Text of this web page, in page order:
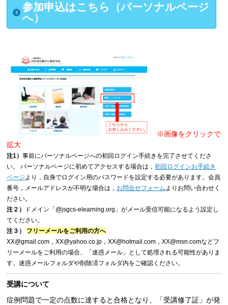
参加申込はこちら（パーソナルページ
へ）
※画像をクリックで
拡大
注1）事前にパーソナルページへの初回ログイン手続きを完了させてくださ
い。 パーソナルページに初めてアクセスする場合は，初回ログインお手続き
ページ より，自身でログイン用のパスワードを設定する必要があります。会員
番号，メールアドレスが不明な場合は， お問合せフォーム よりお問い合わせく
ださい。
注２）
ドメイン「@jsgcs-elearning.org」がメール受信可能になるよう設定し
てください。
注３） フリーメールをご利用の方へ
XX@gmail.com，XX@yahoo.co.jp，XX@hotmail.com，XX@msn.comなどフ
リーメールをご利用の場合、「迷惑メール」として処理される可能性がありま
す。迷惑メールフォルダや削除済フォルダ内をご確認ください。
受講について
症例問題で一定の点数に達すると合格となり、「受講修了証」が発